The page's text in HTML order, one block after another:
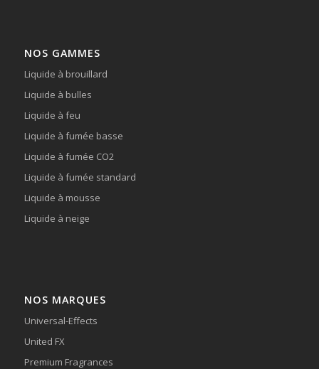
NOS GAMMES
Liquide à brouillard
Liquide à bulles
Liquide à feu
Liquide à fumée basse
Liquide à fumée CO2
Liquide à fumée standard
Liquide à mousse
Liquide à neige
NOS MARQUES
Universal-Effects
United FX
Premium Fragrances